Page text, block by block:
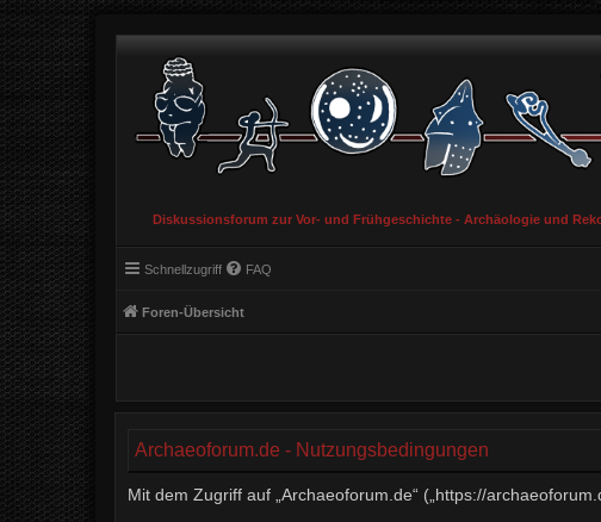
Diskussionsforum zur Vor- und Frühgeschichte - Archäologie und
Schnellzugriff FAQ
Foren-Übersicht
Archaeoforum.de - Nutzungsbedingungen
Mit dem Zugriff auf „Archaeoforum.de“ („https://